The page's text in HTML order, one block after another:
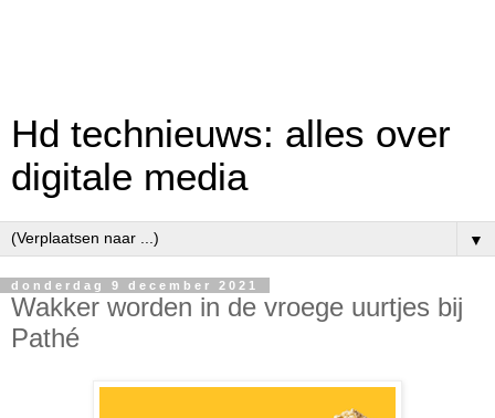
Hd technieuws: alles over
digitale media
▼
donderdag 9 december 2021
Wakker worden in de vroege uurtjes bij
Pathé